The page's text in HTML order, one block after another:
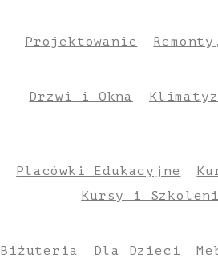
Projektowanie
Drzwi i Okna
Placówki Edukacyjne
Kursy i
Biżuteria
Dla Dzieci